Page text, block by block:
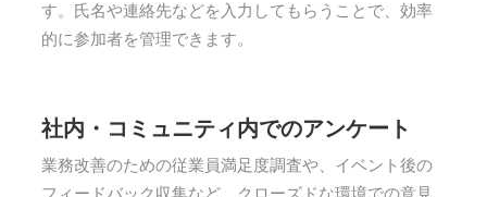
す。氏名や連絡先などを入力してもらうことで、効率
的に参加者を管理できます。
社内・コミュニティ内でのアンケート
業務改善のための従業員満足度調査や、イベント後の